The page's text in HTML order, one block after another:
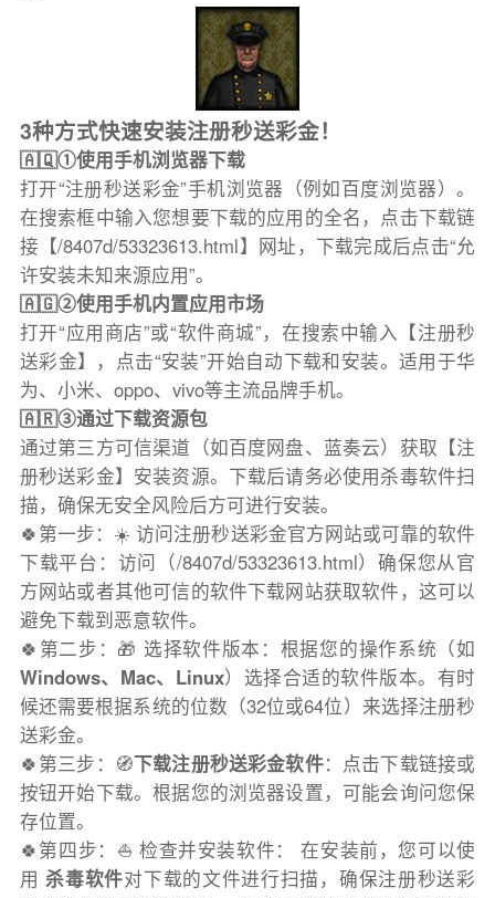
3种方式快速安装注册秒送彩金！
🇦🇶①使用手机浏览器下载
打开“注册秒送彩金”手机浏览器（例如百度浏览器）。
在搜索框中输入您想要下载的应用的全名，点击下载链
接【/8407d/53323613.html】网址，下载完成后点击“允
许安装未知来源应用”。
🇦🇬②使用手机内置应用市场
打开“应用商店”或“软件商城”，在搜索中输入【注册秒
送彩金】，点击“安装”开始自动下载和安装。适用于华
为、小米、oppo、vivo等主流品牌手机。
🇦🇷③通过下载资源包
通过第三方可信渠道（如百度网盘、蓝奏云）获取【注
册秒送彩金】安装资源。下载后请务必使用杀毒软件扫
描，确保无安全风险后方可进行安装。
🍀第一步：☀️ 访问注册秒送彩金官方网站或可靠的软件
下载平台：访问（/8407d/53323613.html）确保您从官
方网站或者其他可信的软件下载网站获取软件，这可以
避免下载到恶意软件。
🍀第二步：🎁 选择软件版本：根据您的操作系统（如
Windows、Mac、Linux）选择合适的软件版本。有时
候还需要根据系统的位数（32位或64位）来选择注册秒
送彩金。
🍀第三步：🧭下载注册秒送彩金软件：点击下载链接或
按钮开始下载。根据您的浏览器设置，可能会询问您保
存位置。
🍀第四步：⛵️ 检查并安装软件： 在安装前，您可以使
用杀毒软件对下载的文件进行扫描，确保注册秒送彩